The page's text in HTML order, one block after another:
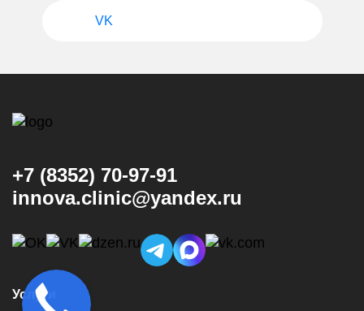
VK
+7 (8352) 70-97-91
innova.clinic@yandex.ru
Услуги